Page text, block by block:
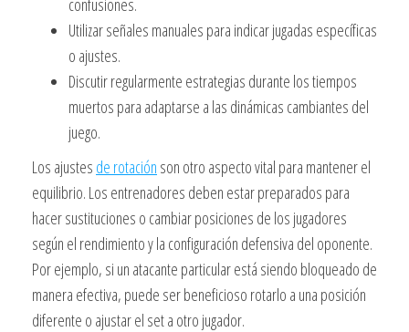
Utilizar señales manuales para indicar jugadas específicas
o ajustes.
Discutir regularmente estrategias durante los tiempos
muertos para adaptarse a las dinámicas cambiantes del
juego.
Los ajustes de rotación son otro aspecto vital para mantener el
equilibrio. Los entrenadores deben estar preparados para
hacer sustituciones o cambiar posiciones de los jugadores
según el rendimiento y la configuración defensiva del oponente.
Por ejemplo, si un atacante particular está siendo bloqueado de
manera efectiva, puede ser beneficioso rotarlo a una posición
diferente o ajustar el set a otro jugador.